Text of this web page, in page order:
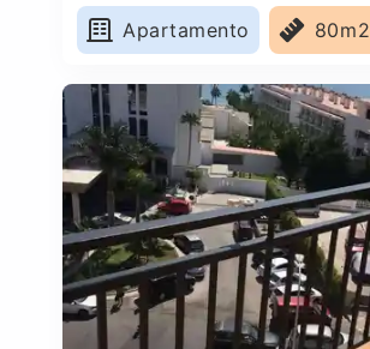
Autobuses, Spain
Apartamento
80m2